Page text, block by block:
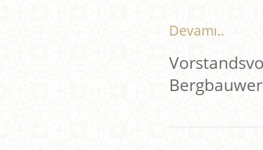
Devamı..